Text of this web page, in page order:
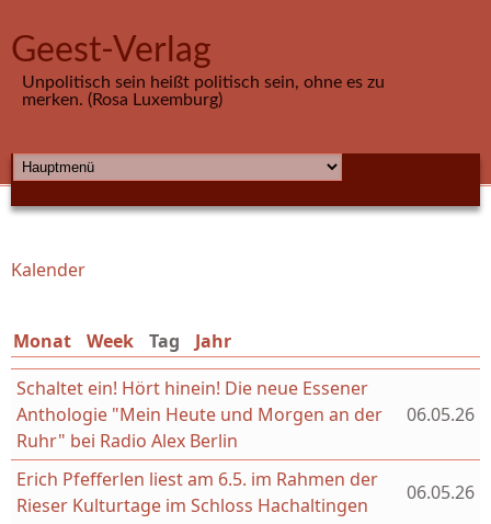
Geest-Verlag
Unpolitisch sein heißt politisch sein, ohne es zu
merken. (Rosa Luxemburg)
HAUPTMENÜ
Sie sind hier
Kalender
Monat Week Tag (aktiver Reiter)
Jahr
Schaltet ein! Hört hinein! Die neue Essener
Anthologie "Mein Heute und Morgen an der
Ruhr" bei Radio Alex Berlin
06.05.26
Erich Pfefferlen liest am 6.5. im Rahmen der
Rieser Kulturtage im Schloss Hachaltingen
06.05.26